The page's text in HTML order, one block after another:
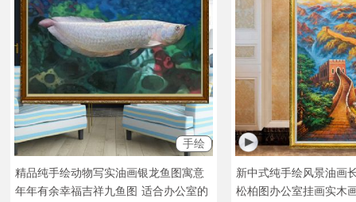
手绘
精品纯手绘动物写实油画银龙鱼图寓意
年年有余幸福吉祥九鱼图 适合办公室的
新中式纯手绘风景油画
松柏图办公室挂画实木